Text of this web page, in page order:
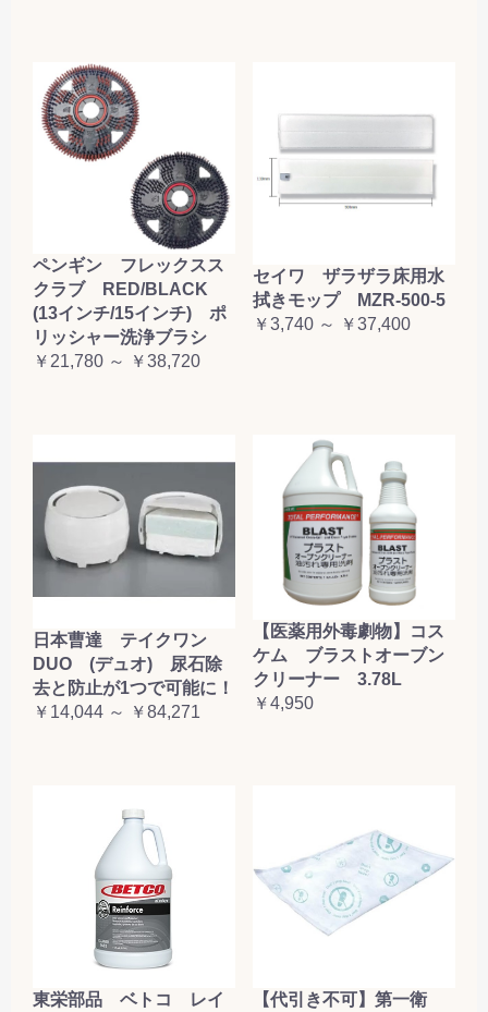
ペンギン フレックスス
クラブ RED/BLACK
(13インチ/15インチ) ポ
リッシャー洗浄ブラシ
￥21,780 ～ ￥38,720
セイワ ザラザラ床用水
拭きモップ MZR-500-5
￥3,740 ～ ￥37,400
日本曹達 テイクワン
DUO (デュオ) 尿石除
去と防止が1つで可能に！
￥14,044 ～ ￥84,271
【医薬用外毒劇物】コス
ケム ブラストオーブン
クリーナー 3.78L
￥4,950
東栄部品 ベトコ レイ
【代引き不可】第一衛